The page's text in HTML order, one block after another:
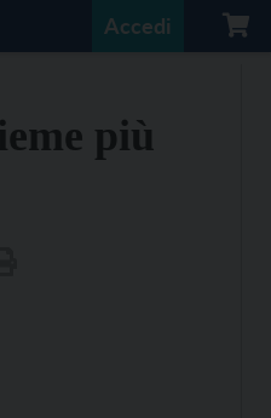
Accedi
più